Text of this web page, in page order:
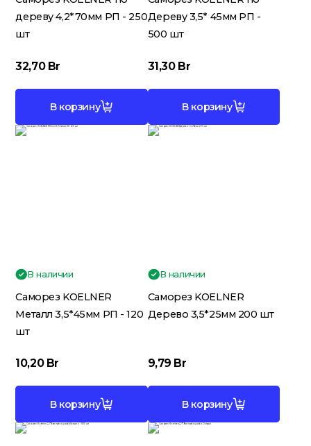
Ленты; Серпянки
Металлопрокат
Пены; Герметики; Клей
Стеклохолст; Клей для обоев
Строительный инструмент
дереву 4,2*70мм РП - 250
шт
32,70 Br
В корзину
Дереву 3,5* 45мм РП -
500 шт
31,30 Br
В корзину
В наличии
Саморез KOELNER
Металл 3,5*45мм РП - 120
шт
10,20 Br
В корзину
В наличии
Саморез KOELNER
Дерево 3,5*25мм 200 шт
9,79 Br
В корзину